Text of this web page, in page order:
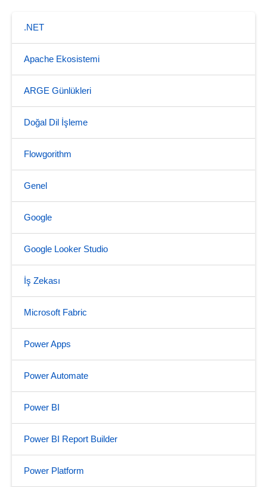
.NET
Apache Ekosistemi
ARGE Günlükleri
Doğal Dil İşleme
Flowgorithm
Genel
Google
Google Looker Studio
İş Zekası
Microsoft Fabric
Power Apps
Power Automate
Power BI
Power BI Report Builder
Power Platform